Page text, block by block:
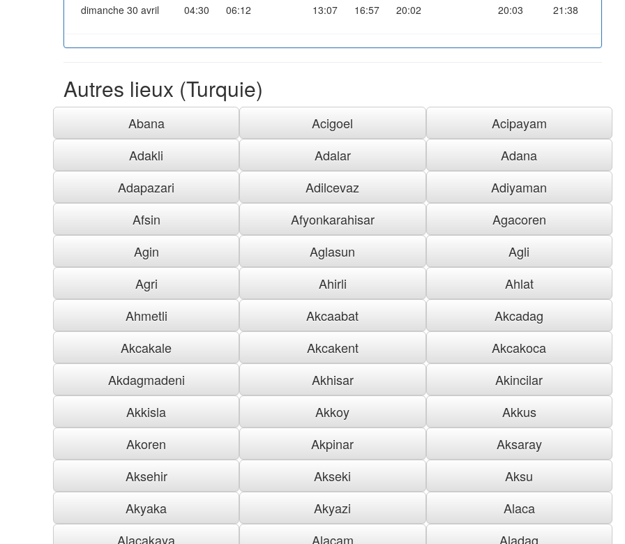
dimanche 30 avril
04:30 06:12 13:07 16:57 20:02 20:03 21:38
Autres lieux (Turquie)
Abana Acigoel
Acipayam
Adakli
Adalar
Adana
Adapazari
Adilcevaz
Adiyaman
Afsin
Afyonkarahisar
Agacoren
Agin
Aglasun
Agli
Agri
Ahirli
Ahlat
Ahmetli
Akcaabat
Akcadag
Akcakale
Akcakent
Akcakoca
Akdagmadeni
Akhisar
Akincilar
Akkisla
Akkoy
Akkus
Akoren
Akpinar
Aksaray
Aksehir
Akseki
Aksu
Akyaka
Akyazi
Alaca
Alacakaya
Alacam Aladag